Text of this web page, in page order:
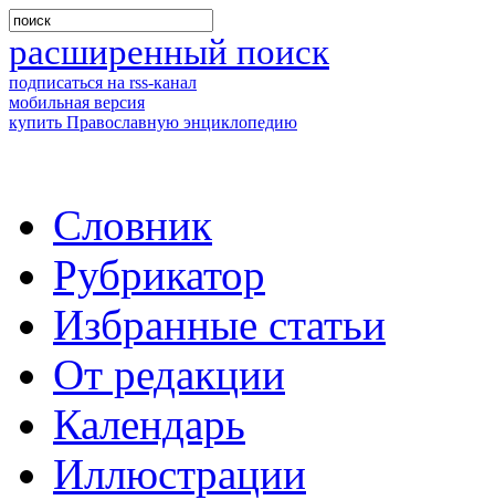
расширенный поиск
подписаться на rss-канал
мобильная версия
купить Православную энциклопедию
Словник
Рубрикатор
Избранные статьи
От редакции
Календарь
Иллюстрации